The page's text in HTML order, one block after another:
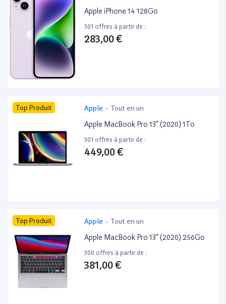
Apple iPhone 14 128Go
301 offres à partir de :
283,00 €
Top Produit Apple - Tout en un
Apple MacBook Pro 13” (2020) 1To
301 offres à partir de :
449,00 €
Top Produit Apple - Tout en un
Apple MacBook Pro 13” (2020) 256Go
300 offres à partir de :
381,00 €